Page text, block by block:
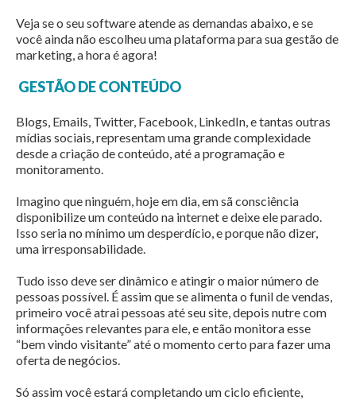
Veja se o seu software atende as demandas abaixo, e se
você ainda não escolheu uma plataforma para sua gestão de
marketing, a hora é agora!
GESTÃO DE CONTEÚDO
Blogs, Emails, Twitter, Facebook, LinkedIn, e tantas outras
mídias sociais, representam uma grande complexidade
desde a criação de conteúdo, até a programação e
monitoramento.
Imagino que ninguém, hoje em dia, em sã consciência
disponibilize um conteúdo na internet e deixe ele parado.
Isso seria no mínimo um desperdício, e porque não dizer,
uma irresponsabilidade.
Tudo isso deve ser dinâmico e atingir o maior número de
pessoas possível. É assim que se alimenta o funil de vendas,
primeiro você atrai pessoas até seu site, depois nutre com
informações relevantes para ele, e então monitora esse
“bem vindo visitante” até o momento certo para fazer uma
oferta de negócios.
Só assim você estará completando um ciclo eficiente,